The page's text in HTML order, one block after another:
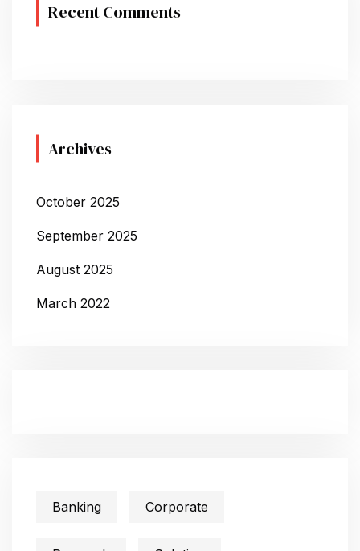
Recent Comments
Archives
October 2025
September 2025
August 2025
March 2022
Banking Corporate